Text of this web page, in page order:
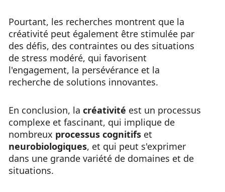
Pourtant, les recherches montrent que la
créativité peut également être stimulée par
des défis, des contraintes ou des situations
de stress modéré, qui favorisent
l'engagement, la persévérance et la
recherche de solutions innovantes.
En conclusion, la créativité est un processus
complexe et fascinant, qui implique de
nombreux processus cognitifs et
neurobiologiques, et qui peut s'exprimer
dans une grande variété de domaines et de
situations.